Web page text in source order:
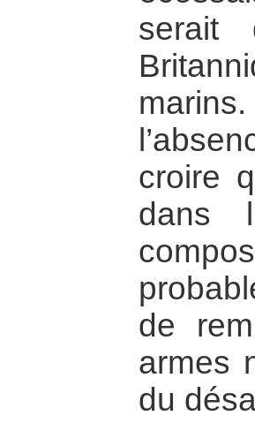
serait
croire
dans
de
armes
du